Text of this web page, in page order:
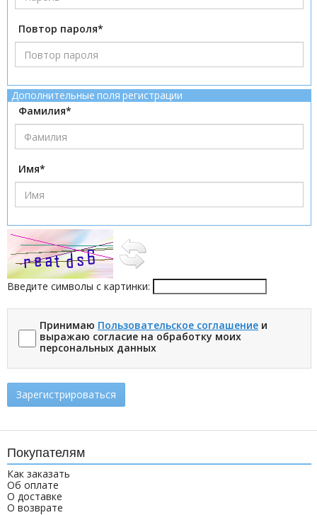
Повтор пароля*
Дополнительные поля регистрации
Фамилия*
Имя*
Введите символы с картинки:
Принимаю Пользовательское соглашение и
выражаю согласие на обработку моих
персональных данных
Зарегистрироваться
Покупателям
Как заказать
Об оплате
О доставке
О возврате